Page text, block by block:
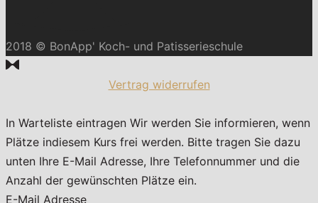
2018 © BonApp' Koch- und Patisserieschule
Vertrag widerrufen
In Warteliste eintragen Wir werden Sie informieren, wenn
Plätze indiesem Kurs frei werden. Bitte tragen Sie dazu
unten Ihre E-Mail Adresse, Ihre Telefonnummer und die
Anzahl der gewünschten Plätze ein.
E-Mail Adresse